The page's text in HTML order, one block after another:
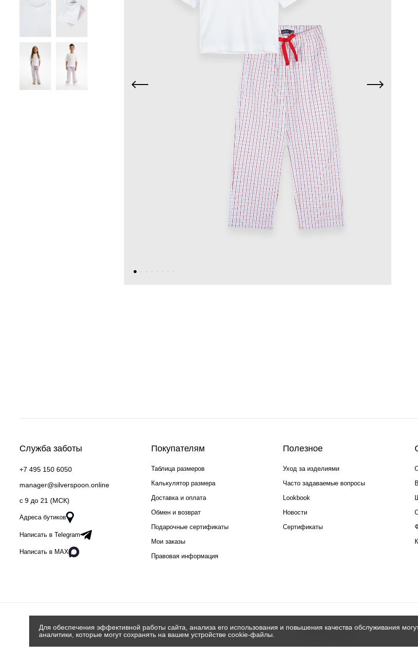
Служба заботы
+7 495 150 6050
manager@silverspoon.online
c 9 до 21 (МСК)
Адреса бутиков
Написать в Telegram
Написать в MAX
Покупателям
Таблица размеров
Калькулятор размера
Доставка и оплата
Обмен и возврат
Подарочные сертификаты
Мои заказы
Правовая информация
Полезное
Уход за изделиями
Часто задаваемые вопросы
Lookbook
Новости
Сертификаты
Для обеспечения эффективной работы сайта, анализа его использования и повышения качества обслуживания
аналитики, которые могут сохранять на вашем устройстве cookie-файлы.